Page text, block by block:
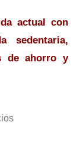
actual con
sedentaria,
de ahorro y